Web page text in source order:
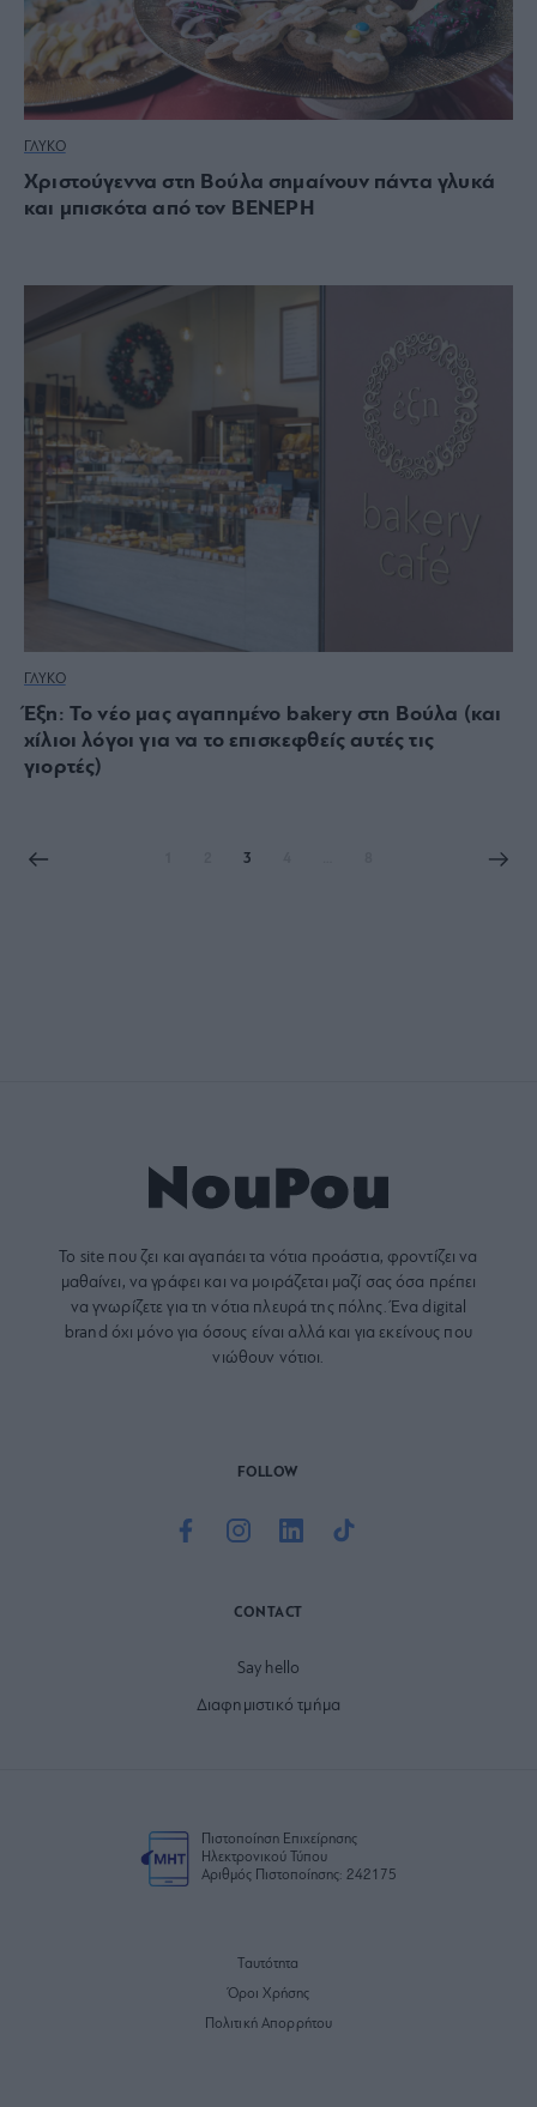
ΓΛΥΚΟ
Χριστούγεννα στη Βούλα σημαίνουν πάντα γλυκά
και μπισκότα από τον ΒΕΝΕΡΗ
ΓΛΥΚΟ
Έξη: Το νέο μας αγαπημένο bakery στη Βούλα (και
χίλιοι λόγοι για να το επισκεφθείς αυτές τις
γιορτές)
3
Το site που ζει και αγαπάει τα νότια προάστια, φροντίζει να
μαθαίνει, να γράφει και να μοιράζεται μαζί σας όσα πρέπει
να γνωρίζετε για τη νότια πλευρά της πόλης. Ένα digital
brand όχι μόνο για όσους είναι αλλά και για εκείνους που
νιώθουν νότιοι.
FOLLOW
CONTACT
Say hello
Διαφημιστικό τμήμα
Πιστοποίηση Επιχείρησης
Ηλεκτρονικού Τύπου
Αριθμός Πιστοποίησης: 242175
Ταυτότητα
Όροι Χρήσης
Πολιτική Απορρήτου